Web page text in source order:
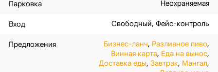
Парковка Неохраняемая
Вход Свободный,Фейс-контроль
Предложения Бизнес-ланч, Разливное пиво,
Винная карта, Еда на вынос,
Доставка еды,Завтрак, Мангал,